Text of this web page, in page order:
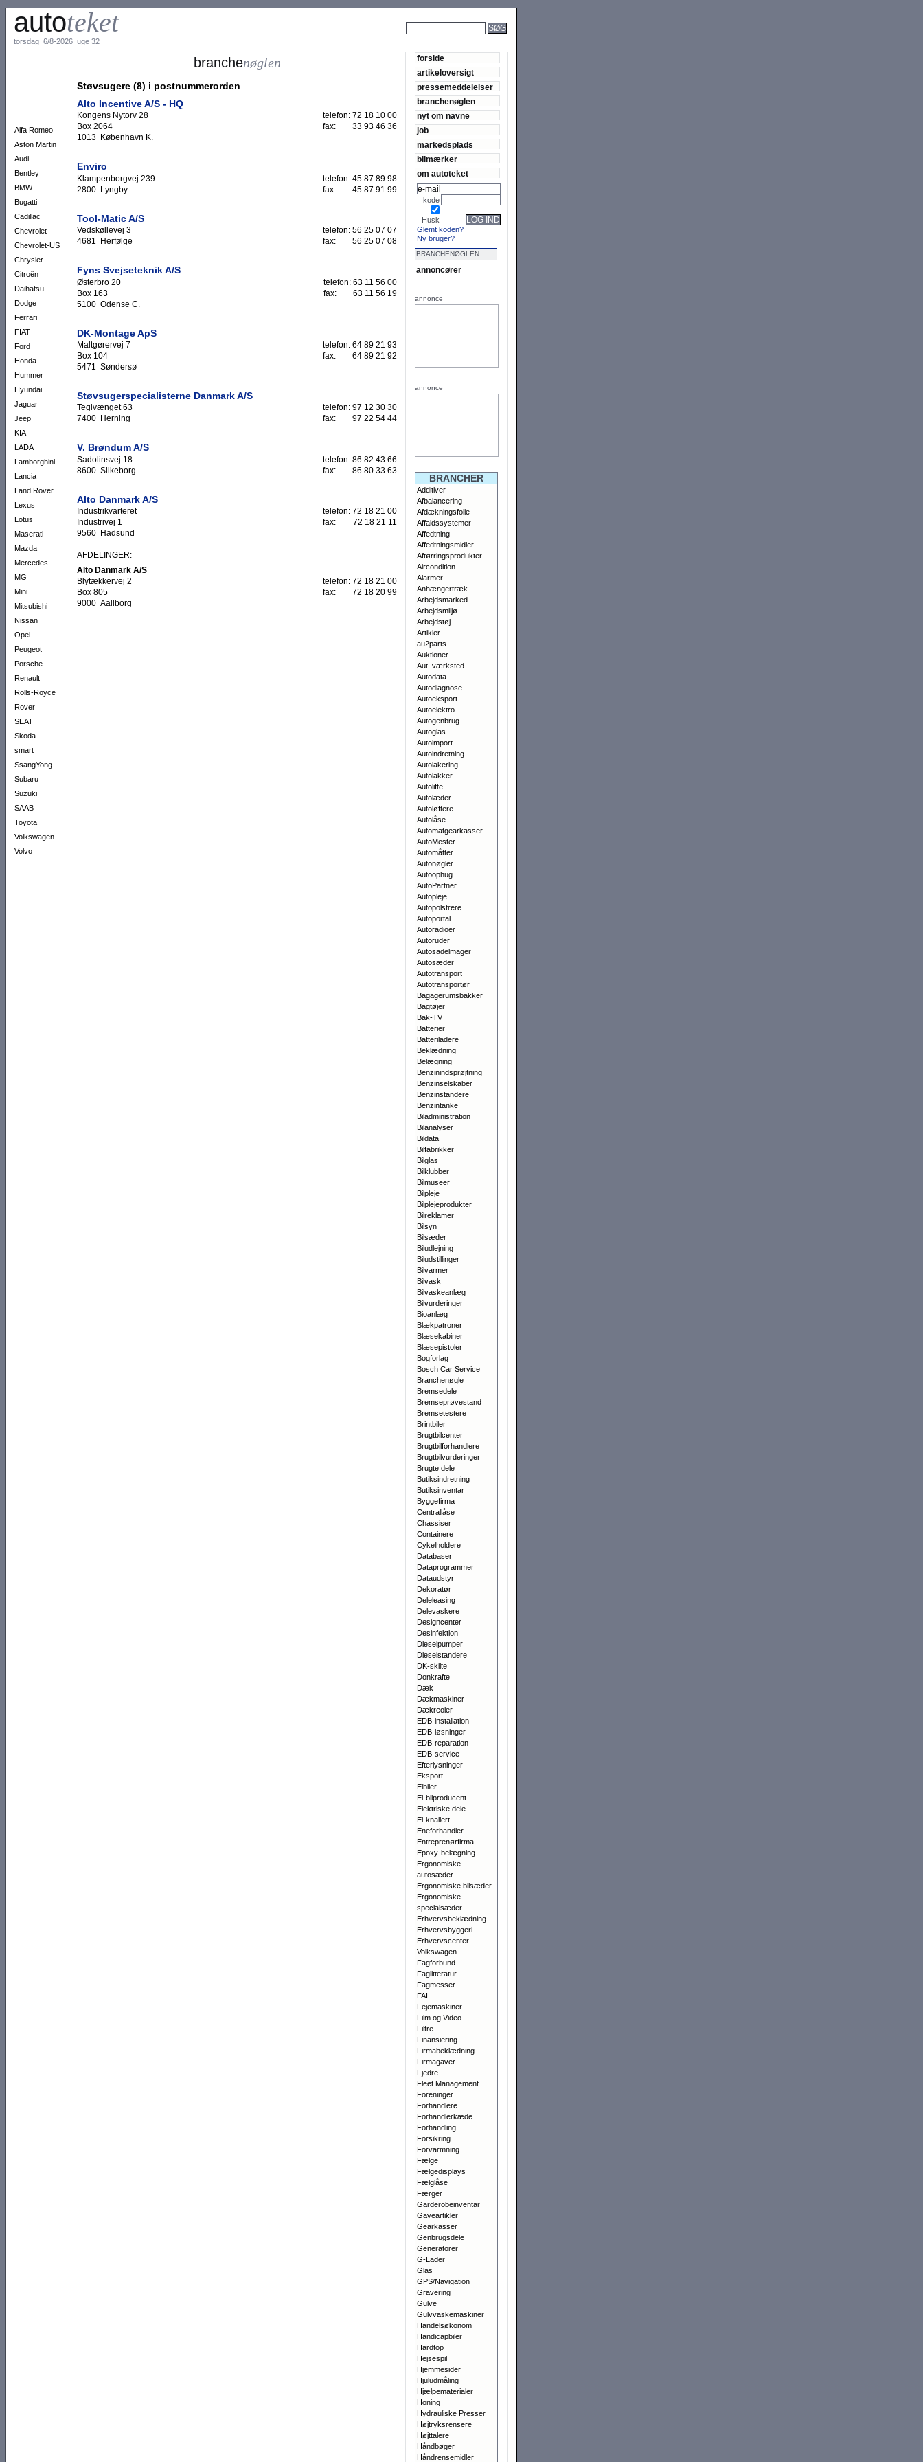
autoteket SØG
torsdag 6/8-2026 uge 32
Alfa Romeo
Aston Martin
Audi
Bentley
BMW
Bugatti
Cadillac
Chevrolet
Chevrolet-US
Chrysler
Citroën
Daihatsu
Dodge
Ferrari
FIAT
Ford
Honda
Hummer
Hyundai
Jaguar
Jeep
KIA
LADA
Lamborghini
Lancia
Land Rover
Lexus
Lotus
Maserati
Mazda
Mercedes
MG
Mini
Mitsubishi
Nissan
Opel
Peugeot
Porsche
Renault
Rolls-Royce
Rover
SEAT
Skoda
smart
SsangYong
Subaru
Suzuki
SAAB
Toyota
Volkswagen
Volvo
branchenøglen
Støvsugere (8) i postnummerorden
Alto Incentive A/S - HQ
Kongens Nytorv 28
Box 2064
1013 København K.
telefon: 72 18 10 00
fax:
33 93 46 36
Enviro
Klampenborgvej 239
2800 Lyngby
telefon: 45 87 89 98
fax:
45 87 91 99
Tool-Matic A/S
Vedskøllevej 3
4681 Herfølge
telefon: 56 25 07 07
fax:
56 25 07 08
Fyns Svejseteknik A/S
Østerbro 20
Box 163
5100 Odense C.
telefon: 63 11 56 00
fax:
63 11 56 19
DK-Montage ApS
Maltgørervej 7
Box 104
5471 Søndersø
telefon: 64 89 21 93
fax:
64 89 21 92
Støvsugerspecialisterne Danmark A/S
Teglvænget 63
7400 Herning
telefon: 97 12 30 30
fax:
97 22 54 44
V. Brøndum A/S
Sadolinsvej 18
8600 Silkeborg
telefon: 86 82 43 66
fax:
86 80 33 63
Alto Danmark A/S
Industrikvarteret
Industrivej 1
9560 Hadsund
telefon: 72 18 21 00
fax:
72 18 21 11
AFDELINGER:
Alto Danmark A/S
Blytækkervej 2
Box 805
9000 Aallborg
telefon: 72 18 21 00
fax:
72 18 20 99
forside
artikeloversigt
pressemeddelelser
branchenøglen
nyt om navne
job
markedsplads
bilmærker
om autoteket
kode
Husk LOG IND
Glemt koden?
Ny bruger?
BRANCHENØGLEN:
annoncører
annonce
annonce
BRANCHER
Additiver
Afbalancering
Afdækningsfolie
Affaldssystemer
Affedtning
Affedtningsmidler
Aftørringsprodukter
Aircondition
Alarmer
Anhængertræk
Arbejdsmarked
Arbejdsmiljø
Arbejdstøj
Artikler
au2parts
Auktioner
Aut. værksted
Autodata
Autodiagnose
Autoeksport
Autoelektro
Autogenbrug
Autoglas
Autoimport
Autoindretning
Autolakering
Autolakker
Autolifte
Autolæder
Autoløftere
Autolåse
Automatgearkasser
AutoMester
Automåtter
Autonøgler
Autoophug
AutoPartner
Autopleje
Autopolstrere
Autoportal
Autoradioer
Autoruder
Autosadelmager
Autosæder
Autotransport
Autotransportør
Bagagerumsbakker
Bagtøjer
Bak-TV
Batterier
Batteriladere
Beklædning
Belægning
Benzinindsprøjtning
Benzinselskaber
Benzinstandere
Benzintanke
Biladministration
Bilanalyser
Bildata
Bilfabrikker
Bilglas
Bilklubber
Bilmuseer
Bilpleje
Bilplejeprodukter
Bilreklamer
Bilsyn
Bilsæder
Biludlejning
Biludstillinger
Bilvarmer
Bilvask
Bilvaskeanlæg
Bilvurderinger
Bioanlæg
Blækpatroner
Blæsekabiner
Blæsepistoler
Bogforlag
Bosch Car Service
Branchenøgle
Bremsedele
Bremseprøvestand
Bremsetestere
Brintbiler
Brugtbilcenter
Brugtbilforhandlere
Brugtbilvurderinger
Brugte dele
Butiksindretning
Butiksinventar
Byggefirma
Centrallåse
Chassiser
Containere
Cykelholdere
Databaser
Dataprogrammer
Dataudstyr
Dekoratør
Deleleasing
Delevaskere
Designcenter
Desinfektion
Dieselpumper
Dieselstandere
DK-skilte
Donkrafte
Dæk
Dækmaskiner
Dækreoler
EDB-installation
EDB-løsninger
EDB-reparation
EDB-service
Efterlysninger
Eksport
Elbiler
El-bilproducent
Elektriske dele
El-knallert
Eneforhandler
Entreprenørfirma
Epoxy-belægning
Ergonomiske
autosæder
Ergonomiske bilsæder
Ergonomiske
specialsæder
Erhvervsbeklædning
Erhvervsbyggeri
Erhvervscenter
Volkswagen
Fagforbund
Faglitteratur
Fagmesser
FAI
Fejemaskiner
Film og Video
Filtre
Finansiering
Firmabeklædning
Firmagaver
Fjedre
Fleet Management
Foreninger
Forhandlere
Forhandlerkæde
Forhandling
Forsikring
Forvarmning
Fælge
Fælgedisplays
Fælglåse
Færger
Garderobeinventar
Gaveartikler
Gearkasser
Genbrugsdele
Generatorer
G-Lader
Glas
GPS/Navigation
Gravering
Gulve
Gulvvaskemaskiner
Handelsøkonom
Handicapbiler
Hardtop
Hejsespil
Hjemmesider
Hjuludmåling
Hjælpematerialer
Honing
Hydrauliske Presser
Højtryksrensere
Højttalere
Håndbøger
Håndrensemidler